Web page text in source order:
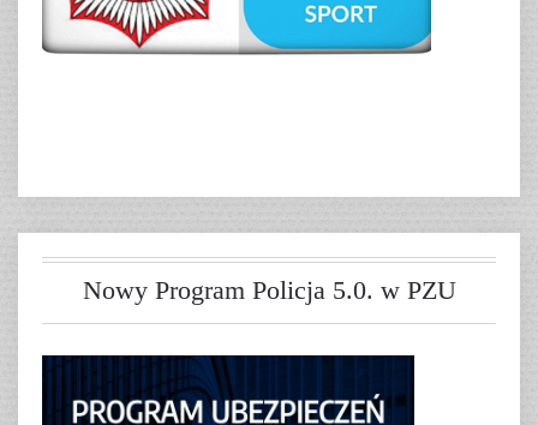
Nowy Program Policja 5.0. w PZU